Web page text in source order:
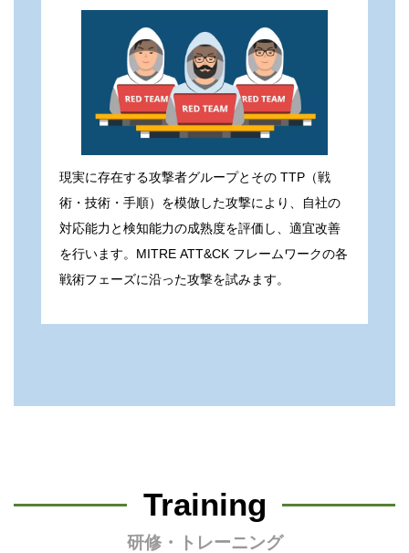
現実に存在する攻撃者グループとその TTP（戦
術・技術・手順）を模倣した攻撃により、自社の
対応能力と検知能力の成熟度を評価し、適宜改善
を行います。MITRE ATT&CK フレームワークの各
戦術フェーズに沿った攻撃を試みます。
Training
研修・トレーニング